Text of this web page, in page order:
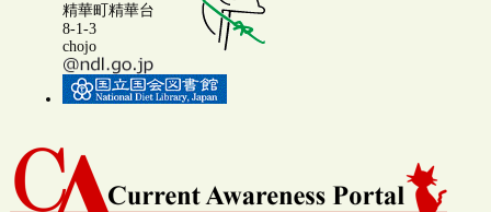
精華町精華台
8-1-3
chojo